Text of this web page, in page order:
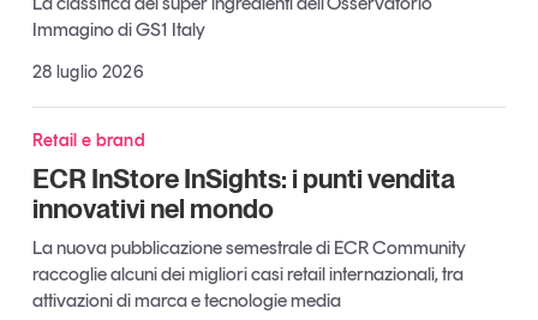
Un anno di
Tendenze2026
Immagino di GS1 Italy
28 luglio 2026
Retail e brand
ECR InStore InSights: i punti vendita
innovativi nel mondo
La nuova pubblicazione semestrale di ECR Community
raccoglie alcuni dei migliori casi retail internazionali, tra
attivazioni di marca e tecnologie media